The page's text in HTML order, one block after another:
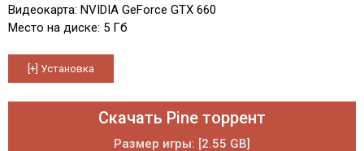
Видеокарта: NVIDIA GeForce GTX 660
Место на диске: 5 Гб
Скачать Pine торрент
Размер игры: [2.55 GB]